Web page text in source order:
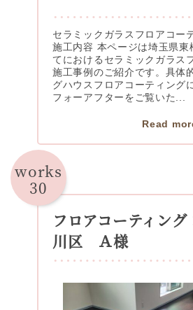
セラミックガラスフロアコー
施工内容 本ページは埼玉県東
てにおけるセラミックガラス
施工事例のご紹介です。具体
グハウスフロアコーティング
フォーアフターをご覧いた...
Read
works
30
フロアコーティン
川区 Ａ様